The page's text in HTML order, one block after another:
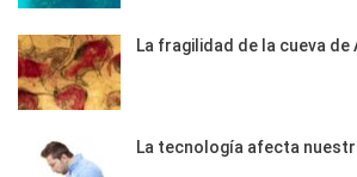
La fragilidad de la cueva de
La tecnología afecta